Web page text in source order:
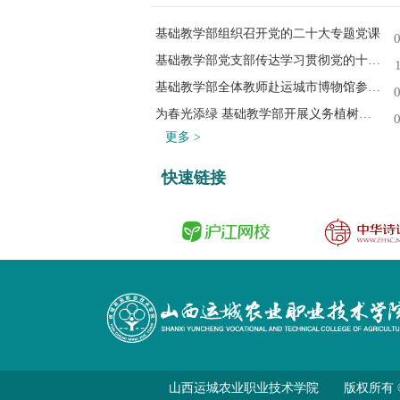
基础教学部组织召开党的二十大专题党课
基础教学部党支部传达学习贯彻党的十九届六中...
基础教学部全体教师赴运城市博物馆参观学习
为春光添绿 基础教学部开展义务植树活动
更多 >
快速链接
山西运城农业职业技术学院 版权所